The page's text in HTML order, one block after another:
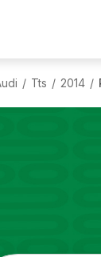
/ Tts / 2014 /